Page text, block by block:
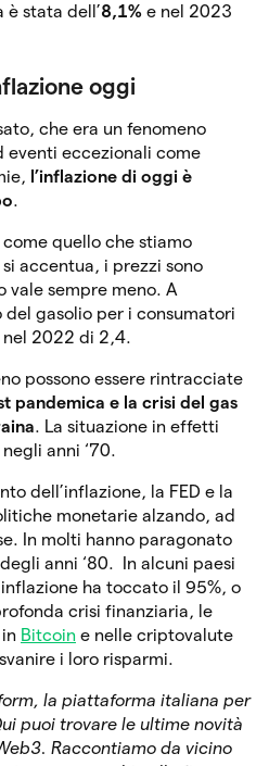
è stata dell’8,1% e nel 2023
oggi
che era un fenomeno
eventi eccezionali come
l’inflazione di oggi è
.
quello che stiamo
accentua, i prezzi sono
vale sempre meno. A
gasolio per i consumatori
2022 di 2,4.
possono essere rintracciate
pandemica e la crisi del gas
. La situazione in effetti
anni ‘70.
dell’inflazione, la FED e la
monetarie alzando, ad
In molti hanno paragonato
anni ‘80. In alcuni paesi
ha toccato il 95%, o
crisi finanziaria, le
Bitcoin e nelle criptovalute
i loro risparmi.
la piattaforma italiana per
puoi trovare le ultime novità
Raccontiamo da vicino